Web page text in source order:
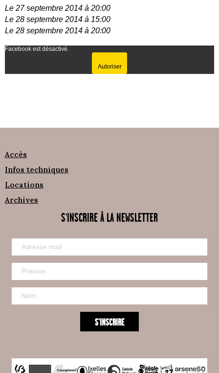
Le 27 septembre 2014 à 20:00
Le 28 septembre 2014 à 15:00
Le 28 septembre 2014 à 20:00
Facebook est désactivé.
Autoriser
Accès
Infos techniques
Locations
Archives
S'INSCRIRE À LA NEWSLETTER